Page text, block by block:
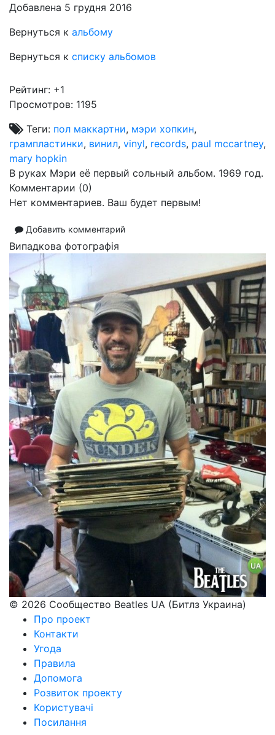
Добавлена 5 грудня 2016
Вернуться к альбому
Вернуться к списку альбомов
Рейтинг: +1
Просмотров: 1195
Теги: пол маккартни, мэри хопкин,
грампластинки, винил, vinyl, records, paul mccartney,
mary hopkin
В руках Мэри её первый сольный альбом. 1969 год.
Комментарии (0)
Нет комментариев. Ваш будет первым!
Добавить комментарий
Випадкова фотографія
© 2026 Сообщество Beatles UA (Битлз Украина)
Про проект
Контакти
Угода
Правила
Допомога
Розвиток проекту
Користувачі
Посилання